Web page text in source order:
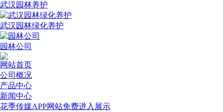
武汉园林养护
武汉园林绿化养护
园林公司
网站首页
公司概况
产品中心
新闻中心
花季传媒APP网站免费进入展示